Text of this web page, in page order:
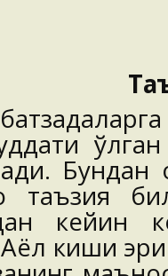
таъзия
кейин
киши эри